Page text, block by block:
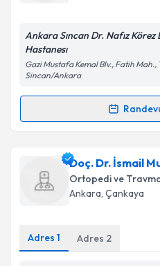
Metni'ni okudum ve
kapsamda
Takvim
Ankara Sıncan Dr. Nafız Körez
Hastanesı
Gazi Mustafa Kemal Blv., Fatih Mah.,
Sincan/Ankara
Randevu Takvimi
Uzm. Dr. Hasan
takvimi talebi oluşturun.
almanız için bir takvim
bilgilendireceğiz.
Doç. Dr. İsmail
Ortopedi ve
Ankara, Çankaya
Adres 1 Adres 2